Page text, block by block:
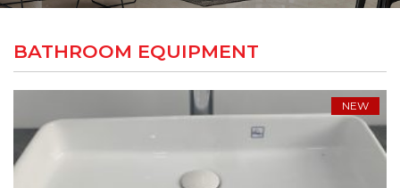
BATHROOM EQUIPMENT
NEW